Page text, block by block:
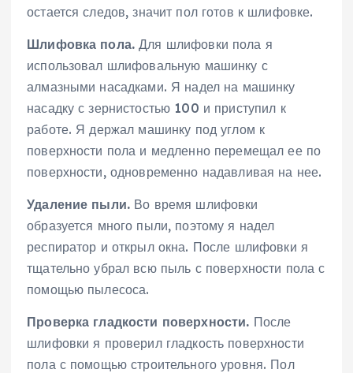
остается следов, значит пол готов к шлифовке.
Шлифовка пола. Для шлифовки пола я
использовал шлифовальную машинку с
алмазными насадками. Я надел на машинку
насадку с зернистостью 100 и приступил к
работе. Я держал машинку под углом к
поверхности пола и медленно перемещал ее по
поверхности, одновременно надавливая на нее.
Удаление пыли. Во время шлифовки
образуется много пыли, поэтому я надел
респиратор и открыл окна. После шлифовки я
тщательно убрал всю пыль с поверхности пола с
помощью пылесоса.
Проверка гладкости поверхности. После
шлифовки я проверил гладкость поверхности
пола с помощью строительного уровня. Пол